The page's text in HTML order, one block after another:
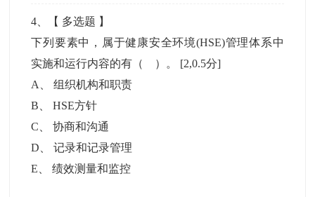
4 、【 多选题 】
下列要素中，属于健康安全环境(HSE)管理体系中
实施和运行内容的有（ ）。 [2,0.5分]
A
、组织机构和职责
B 、HSE方针
C 、协商和沟通
D 、记录和记录管理
E 、绩效测量和监控